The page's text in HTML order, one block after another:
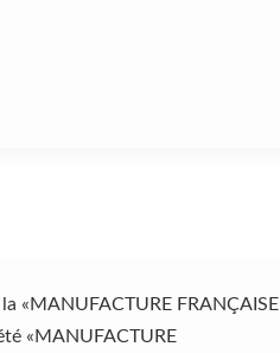
«MANUFACTURE FRANÇAISE
«MANUFACTURE